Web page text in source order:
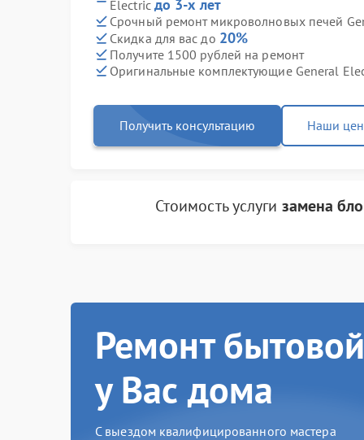
Electric до 3-х лет
Срочный ремонт микроволновых печей
Скидка для вас до 20%
Получите 1500 рублей на ремонт
Оригинальные комплектующие General
Получить консультацию Наши
Стоимость услуги замена
Ремонт
у Вас дома
С выездом квалифицированного мастера